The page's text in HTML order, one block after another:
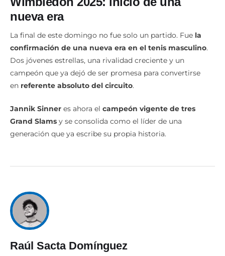
nueva era
La final de este domingo no fue solo un partido. Fue la
confirmación de una nueva era en el tenis masculino.
Dos jóvenes estrellas, una rivalidad creciente y un
campeón que ya dejó de ser promesa para convertirse
en referente absoluto del circuito.
Jannik Sinner es ahora el campeón vigente de tres
Grand Slams y se consolida como el líder de una
generación que ya escribe su propia historia.
Raúl Sacta Domínguez